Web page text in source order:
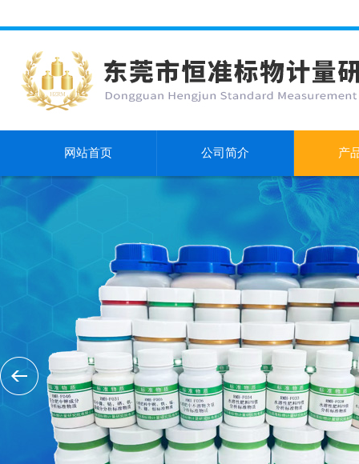
网站首页 公司简介 产